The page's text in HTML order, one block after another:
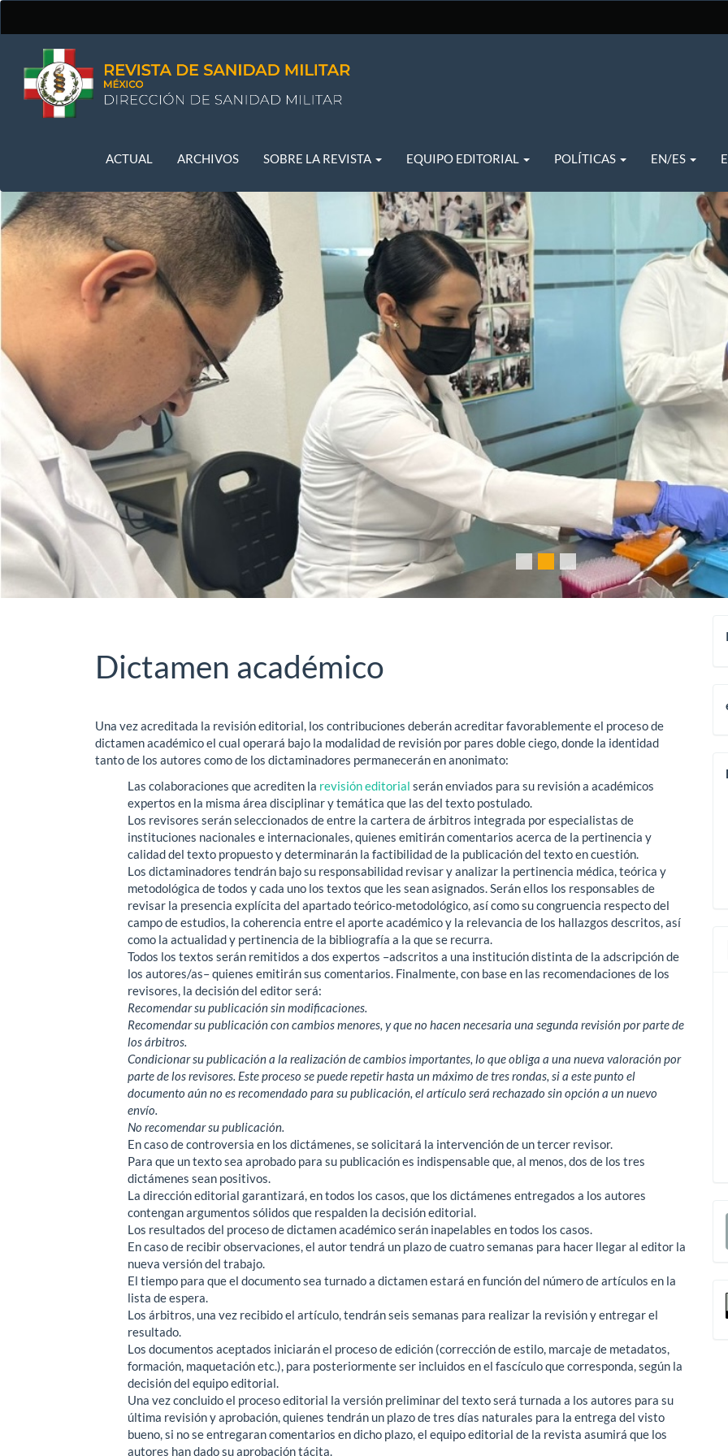
principal
Barra
lateral
ACTUAL ARCHIVOS SOBRE LA REVISTA EQUIPO EDITORIAL POLÍTICAS EN/ES
Dictamen académico
Una vez acreditada la revisión editorial, los contribuciones deberán acreditar favorablemente el proceso de
dictamen académico el cual operará bajo la modalidad de revisión por pares doble ciego, donde la identidad
tanto de los autores como de los dictaminadores permanecerán en anonimato:
Las colaboraciones que acrediten la revisión editorial serán enviados para su revisión a académicos
expertos en la misma área disciplinar y temática que las del texto postulado.
Los revisores serán seleccionados de entre la cartera de árbitros integrada por especialistas de
instituciones nacionales e internacionales, quienes emitirán comentarios acerca de la pertinencia y
calidad del texto propuesto y determinarán la factibilidad de la publicación del texto en cuestión.
Los dictaminadores tendrán bajo su responsabilidad revisar y analizar la pertinencia médica, teórica y
metodológica de todos y cada uno los textos que les sean asignados. Serán ellos los responsables de
revisar la presencia explícita del apartado teórico-metodológico, así como su congruencia respecto del
campo de estudios, la coherencia entre el aporte académico y la relevancia de los hallazgos descritos, así
como la actualidad y pertinencia de la bibliografía a la que se recurra.
Todos los textos serán remitidos a dos expertos –adscritos a una institución distinta de la adscripción de
los autores/as– quienes emitirán sus comentarios. Finalmente, con base en las recomendaciones de los
revisores, la decisión del editor será:
Recomendar su publicación sin modificaciones.
Recomendar su publicación con cambios menores, y que no hacen necesaria una segunda revisión por parte de
los árbitros.
Condicionar su publicación a la realización de cambios importantes, lo que obliga a una nueva valoración por
parte de los revisores. Este proceso se puede repetir hasta un máximo de tres rondas, si a este punto el
documento aún no es recomendado para su publicación, el artículo será rechazado sin opción a un nuevo
envío.
No recomendar su publicación.
En caso de controversia en los dictámenes, se solicitará la intervención de un tercer revisor.
Para que un texto sea aprobado para su publicación es indispensable que, al menos, dos de los tres
dictámenes sean positivos.
La dirección editorial garantizará, en todos los casos, que los dictámenes entregados a los autores
contengan argumentos sólidos que respalden la decisión editorial.
Los resultados del proceso de dictamen académico serán inapelables en todos los casos.
En caso de recibir observaciones, el autor tendrá un plazo de cuatro semanas para hacer llegar al editor la
nueva versión del trabajo.
El tiempo para que el documento sea turnado a dictamen estará en función del número de artículos en la
lista de espera.
Los árbitros, una vez recibido el artículo, tendrán seis semanas para realizar la revisión y entregar el
resultado.
Los documentos aceptados iniciarán el proceso de edición (corrección de estilo, marcaje de metadatos,
formación, maquetación etc.), para posteriormente ser incluidos en el fascículo que corresponda, según la
decisión del equipo editorial.
Una vez concluido el proceso editorial la versión preliminar del texto será turnada a los autores para su
última revisión y aprobación, quienes tendrán un plazo de tres días naturales para la entrega del visto
bueno, si no se entregaran comentarios en dicho plazo, el equipo editorial de la revista asumirá que los
autores han dado su aprobación tácita.